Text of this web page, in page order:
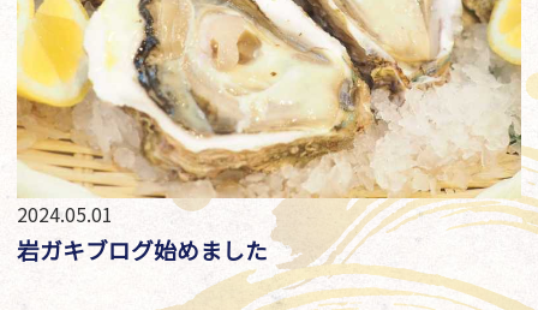
2024.05.01
岩ガキブログ始めました